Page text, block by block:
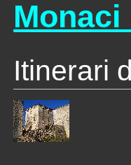
Itinerari